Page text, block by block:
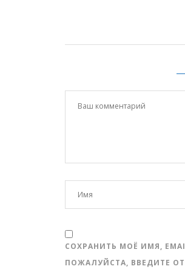
СОХРАНИТЬ МОЁ ИМЯ,
ПОЖАЛУЙСТА, ВВЕДИТЕ